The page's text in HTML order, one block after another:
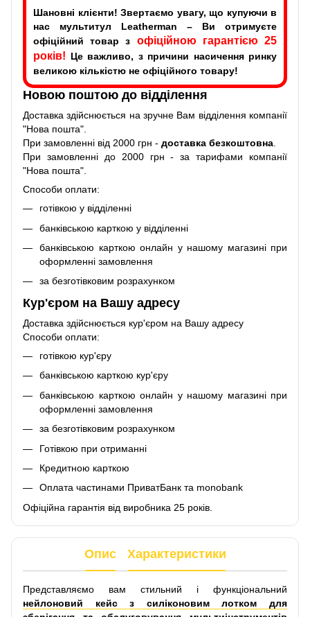
Шановні клієнти! Звертаємо увагу, що купуючи в
нас мультитул Leatherman – Ви отримуєте
офіційний товар з офіційною гарантією 25
років! Це важливо, з причини насичення ринку
великою кількістю не офіційного товару!
Новою поштою до відділення
Доставка здійснюється на зручне Вам відділення компанії
"Нова пошта".
При замовленні від 2000 грн - доставка безкоштовна
При замовленні до 2000 грн - за тарифами компанії
"Нова пошта".
Способи оплати:
готівкою у відділенні
банківською карткою у відділенні
банківською карткою онлайн у нашому магазині при
оформленні замовлення
за безготівковим розрахунком
Кур'єром на Вашу адресу
Доставка здійснюється кур'єром на Вашу адресу
Способи оплати:
готівкою кур'єру
банківською карткою кур'єру
банківською карткою онлайн у нашому магазині при
оформленні замовлення
за безготівковим розрахунком
Готівкою при отриманні
Кредитною карткою
Оплата частинами ПриватБанк та monobank
Офіційна гарантія від виробника 25 років.
Опис Характеристики
Представляємо вам стильний і функціональний
нейлоновий кейс з силіконовим лотком для